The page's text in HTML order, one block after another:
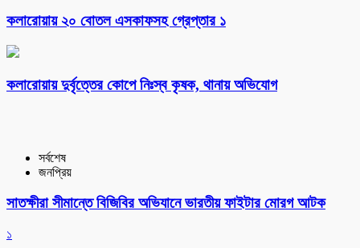
কলারোয়ায় ২০ বোতল এসকাফসহ গ্রেপ্তার ১
কলারোয়ায় দুর্বৃত্তের কোপে নিঃস্ব কৃষক, থানায় অভিযোগ
সর্বশেষ
জনপ্রিয়
সাতক্ষীরা সীমান্তে বিজিবির অভিযানে ভারতীয় ফাইটার মোরগ আটক
১